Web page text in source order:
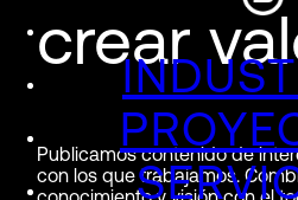
crear
Publicamos contenido de
con los que trabajamos.